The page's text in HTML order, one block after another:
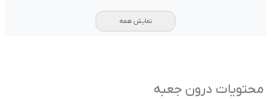
نمایش همه
محتویات درون جعبه